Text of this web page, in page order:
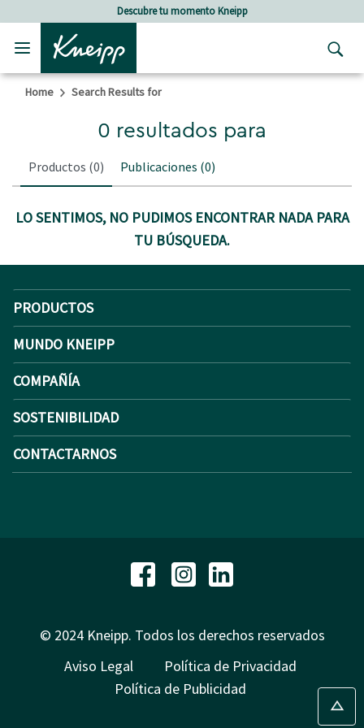
Skip to main content
Skip to footer contentDescubre tu momento Kneipp
Home Search Results for
0 resultados para
Productos (0) Publicaciones (0)
LO SENTIMOS, NO PUDIMOS ENCONTRAR NADA PARA
TU BÚSQUEDA.
PRODUCTOS
MUNDO KNEIPP
COMPAÑÍA
SOSTENIBILIDAD
CONTACTARNOS
© 2024 Kneipp. Todos los derechos reservados
Aviso Legal
Política de Privacidad
Política de Publicidad